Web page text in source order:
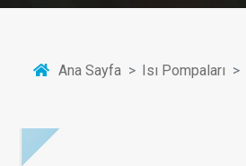
Ana Sayfa Isı Pompaları